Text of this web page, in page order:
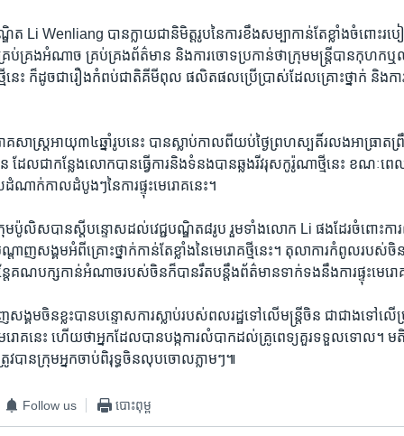
ណ្ឌិត​ Li Wenliang​ បាន​ក្លាយ​ជា​និមិត្តរូប​នៃ​ការ​ខឹង​សម្បា​កាន់​តែ​ខ្លាំង​ចំពោ
ប់គ្រង​អំណាច​ គ្រប់គ្រង​ព័ត៌មាន​ និង​ការ​ចោទ​ប្រកាន់​ថា​ក្រុមមន្ត្រី​បាន​កុហក​ឬ​ល
នេះ ក៏​ដូច​ជា​រឿង​កំពប់​ជាតិ​គីមី​ពុល ផលិតផល​ប្រើប្រាស់​ដែល​គ្រោះថ្នាក់ និង​ការ​
ោគ​សាស្ត្រ​អាយុ​៣៤​ឆ្នាំ​រូប​នេះ បាន​ស្លាប់​កាល​ពី​យប់​ថ្ងៃ​ព្រហស្បតិ៍​រលង​អាធ្រាត​ព្
ន​ ដែល​ជា​កន្លែង​លោក​បាន​ធ្វើ​ការ​និង​ទំនង​បាន​ឆ្លង​រីវរុស​កូរ៉ូណា​ថ្មី​នេះ ​ខណៈ​
ណាក់​កាល​ដំបូងៗ​នៃ​ការ​ផ្ទុះ​មេរោគ​នេះ។
រុម​ប៉ូលិស​បាន​ស្តី​បន្ទោស​ដល់​វេជ្ជបណ្ឌិត​៨​រូប​ រួមទាំង​លោក Li ផង​ដែរ​ចំពោះ​ក
ណ្តាញ​សង្គម​អំពី​គ្រោះថ្នាក់​កាន់​តែ​ខ្លាំង​នៃ​មេរោគ​ថ្មី​នេះ។ តុលាការ​កំពូល​រប
ែ​គណបក្ស​កាន់​អំណាច​របស់​ចិន​ក៏​បាន​រឹត​បន្តឹង​ព័ត៌មាន​ទាក់ទង​នឹង​ការ​ផ្ទុះ​មេរោ
សង្គម​ចិន​ខ្លះ​បាន​បន្ទោស​ការ​ស្លាប់របស់​ពលរដ្ឋ​ទៅ​លើ​មន្ត្រី​ចិន ជាជាង​ទៅ​លើ​
រោគ​នេះ ហើយ​ថា​អ្នក​ដែល​បាន​បង្ក​ការ​លំបាក​ដល់​គ្រូពេទ្យគួរ​ទទួល​ទោល។ មតិ​
វ​បាន​ក្រុម​អ្នក​ចាប់​ពិរុទ្ធ​ចិន​លុប​ចោល​ភ្លាមៗ៕​
Follow us បោះពុម្ព